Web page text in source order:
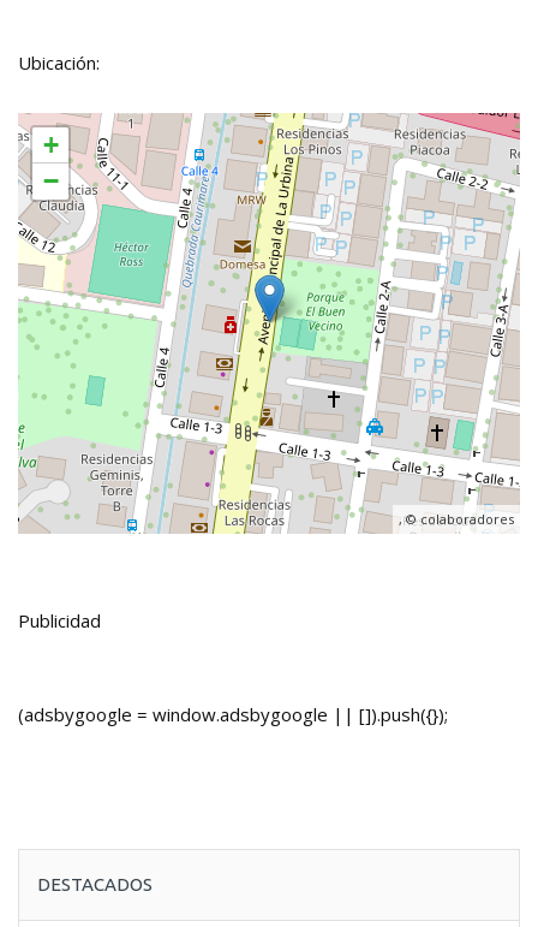
Ubicación:
+
−
, ©colaboradores
Publicidad
(adsbygoogle = window.adsbygoogle || []).push({});
DESTACADOS